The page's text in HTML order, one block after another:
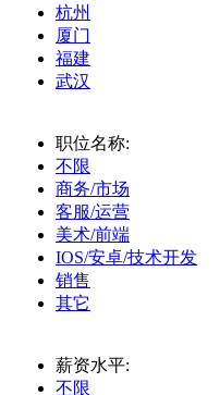
杭州
厦门
福建
武汉
职位名称:
不限
商务/市场
客服/运营
美术/前端
IOS/安卓/技术开发
销售
其它
薪资水平:
不限